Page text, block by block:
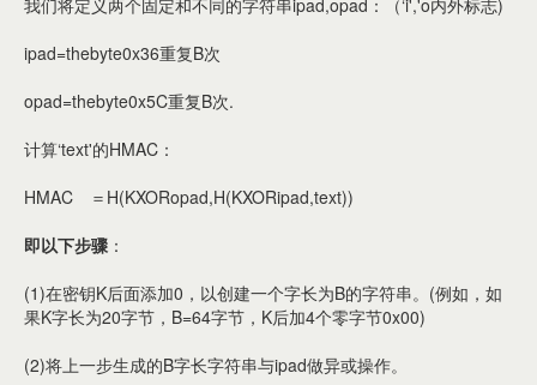
ipad=thebyte0x36重复B次
opad=thebyte0x5C重复B次.
计算‘text'的HMAC：
HMAC ＝H(KXORopad,H(KXORipad,text))
即以下步骤 ：
(1)在密钥K后面添加0，以创建一个字长为B的字符串。(例如，如
果K字长为20字节，B=64字节，K后加4个零字节0x00)
(2)将上一步生成的B字长字符串与ipad做异或操作。